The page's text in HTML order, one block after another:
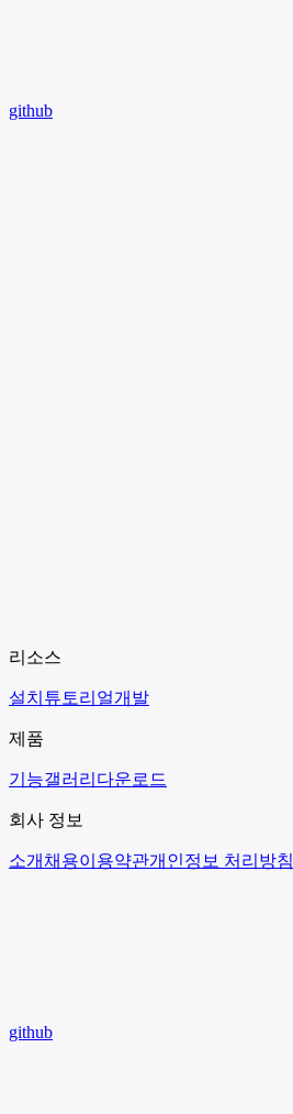
github
리소스
설치 튜토리얼개발
제품
기능갤러리 다운로드
회사 정보
소개 채용이용약관개인정보 처리방침
github